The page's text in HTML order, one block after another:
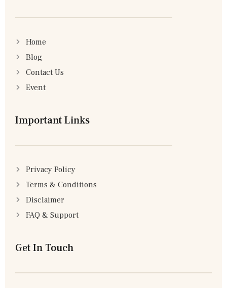
Home
Blog
Contact Us
Event
Important Links
Privacy Policy
Terms & Conditions
Disclaimer
FAQ & Support
Get In Touch